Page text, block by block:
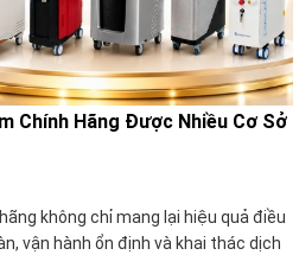
Chính Hãng Được Nhiều Cơ Sở
không chỉ mang lại hiệu quả điều
vận hành ổn định và khai thác dịch